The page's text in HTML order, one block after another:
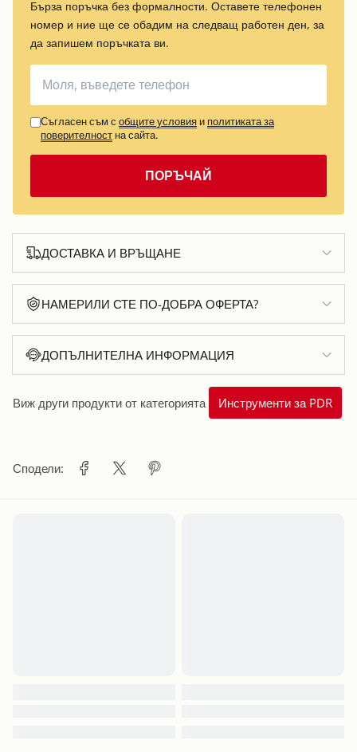
Бърза поръчка без формалности. Оставете телефонен
номер и ние ще се обадим на следващ работен ден, за
да запишем поръчката ви.
Съгласен съм с общите условия и политиката за
поверителност на сайта.
ПОРЪЧАЙ
ДОСТАВКА И ВРЪЩАНЕ
НАМЕРИЛИ СТЕ ПО-ДОБРА ОФЕРТА?
ДОПЪЛНИТЕЛНА ИНФОРМАЦИЯ
Виж други продукти от категорията Инструменти за PDR
Сподели: